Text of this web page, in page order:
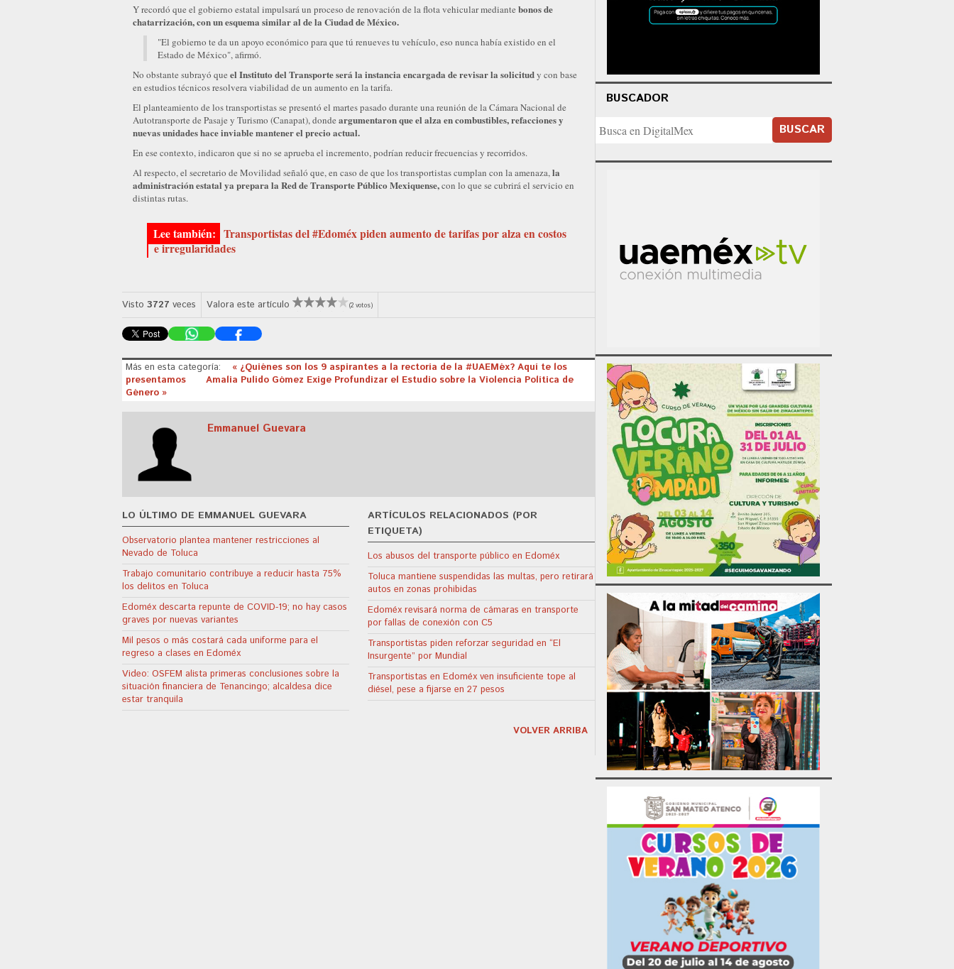
Y recordó que el gobierno estatal impulsará un proceso de renovación de la flota vehicular mediante bonos de
chatarrización, con un esquema similar al de la Ciudad de México.
"El gobierno te da un apoyo económico para que tú renueves tu vehículo, eso nunca había existido en el
Estado de México", afirmó.
No obstante subrayó que el Instituto del Transporte será la instancia encargada de revisar la solicitudy con base
en estudios técnicos resolvera viabilidad de un aumento en la tarifa.
El planteamiento de los transportistas se presentó el martes pasado durante una reunión de la Cámara Nacional de
Autotransporte de Pasaje y Turismo (Canapat), donde argumentaron que el alza en combustibles, refacciones y
nuevas unidades hace inviable mantener el precio actual.
En ese contexto, indicaron que si no se aprueba el incremento, podrían reducir frecuencias y recorridos.
Al respecto, el secretario de Movilidad señaló que, en caso de que los transportistas cumplan con la amenaza,la
administración estatal ya prepara la Red de Transporte Público Mexiquense,con lo que se cubrirá el servicio en
distintas rutas.
Transportistas del #Edoméx piden aumento de tarifas por alza en costos
e irregularidades
Visto 3727 veces Valora este artículo (2 votos)
Más en esta categoría:
« ¿Quiénes son los 9 aspirantes a la rectoría de la #UAEMéx? Aquí te los
presentamos
Amalia Pulido Gómez Exige Profundizar el Estudio sobre la Violencia Política de
Género »
Emmanuel Guevara
LO ÚLTIMO DE EMMANUEL GUEVARA
Observatorio plantea mantener restricciones al
Nevado de Toluca
Trabajo comunitario contribuye a reducir hasta 75%
los delitos en Toluca
Edoméx descarta repunte de COVID-19; no hay casos
graves por nuevas variantes
Mil pesos o más costará cada uniforme para el
regreso a clases en Edoméx
Video: OSFEM alista primeras conclusiones sobre la
situación financiera de Tenancingo; alcaldesa dice
estar tranquila
ARTÍCULOS RELACIONADOS (POR
ETIQUETA)
Los abusos del transporte público en Edoméx
Toluca mantiene suspendidas las multas, pero retirará
autos en zonas prohibidas
Edoméx revisará norma de cámaras en transporte
por fallas de conexión con C5
Transportistas piden reforzar seguridad en “El
Insurgente” por Mundial
Transportistas en Edoméx ven insuficiente tope al
diésel, pese a fijarse en 27 pesos
VOLVER ARRIBA
BUSCADOR
BUSCAR